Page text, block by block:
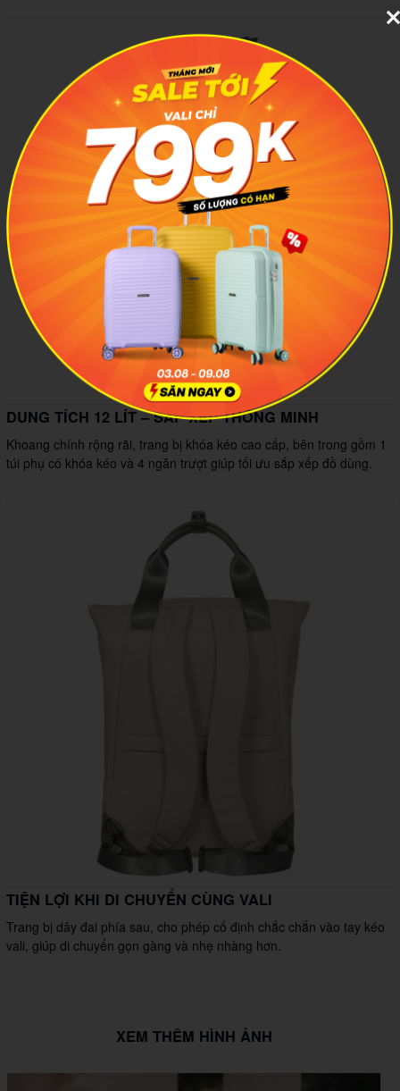
DUNG TÍCH 12 LÍT – SẮP XẾP THÔNG MINH
Khoang chính rộng rãi, trang bị khóa kéo cao cấp, bên trong gồm 1
túi phụ có khóa kéo và 4 ngăn trượt giúp tối ưu sắp xếp đồ dùng.
TIỆN LỢI KHI DI CHUYỂN CÙNG VALI
Trang bị dây đai phía sau, cho phép cố định chắc chắn vào tay kéo
vali, giúp di chuyển gọn gàng và nhẹ nhàng hơn.
XEM THÊM HÌNH ẢNH